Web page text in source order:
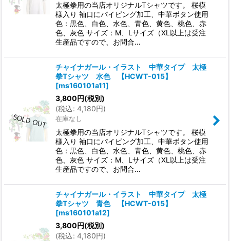
太極拳用の当店オリジナルTシャツです。 桜模
様入り 袖口にパイピング加工、中華ボタン使用
色：黒色、白色、水色、青色、黄色、桃色、赤
色、灰色 サイズ：M、Lサイズ（XL以上は受注
生産品ですので、お問合…
チャイナガール・イラスト 中華タイプ 太極
拳Tシャツ 水色 【HCWT-015】
[ms160101a11]
3,800円(税別)
(税込: 4,180円)
在庫なし
太極拳用の当店オリジナルTシャツです。 桜模
様入り 袖口にパイピング加工、中華ボタン使用
色：黒色、白色、水色、青色、黄色、桃色、赤
色、灰色 サイズ：M、Lサイズ（XL以上は受注
生産品ですので、お問合…
チャイナガール・イラスト 中華タイプ 太極
拳Tシャツ 青色 【HCWT-015】
[ms160101a12]
3,800円(税別)
(税込: 4,180円)